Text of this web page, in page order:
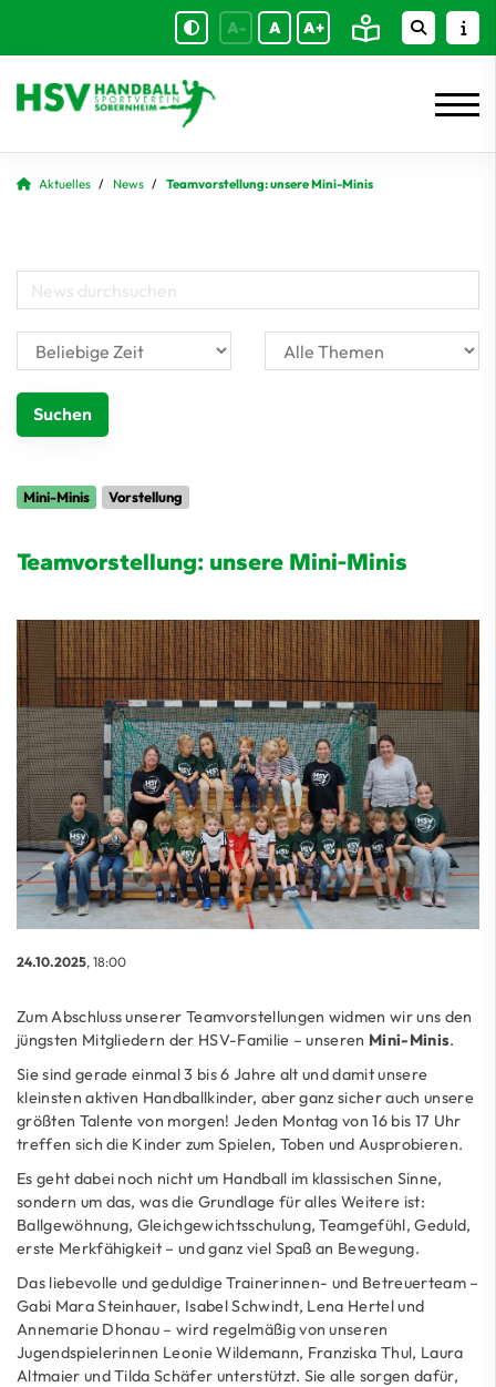
A- A A+
Aktuelles News Teamvorstellung: unsere Mini-Minis
Mini-Minis Vorstellung
Teamvorstellung: unsere Mini-Minis
24.10.2025, 18:00
Zum Abschluss unserer Teamvorstellungen widmen wir uns den
jüngsten Mitgliedern der HSV-Familie – unseren Mini-Minis.
Sie sind gerade einmal 3 bis 6 Jahre alt und damit unsere
kleinsten aktiven Handballkinder, aber ganz sicher auch unsere
größten Talente von morgen! Jeden Montag von 16 bis 17 Uhr
treffen sich die Kinder zum Spielen, Toben und Ausprobieren.
Es geht dabei noch nicht um Handball im klassischen Sinne,
sondern um das, was die Grundlage für alles Weitere ist:
Ballgewöhnung, Gleichgewichtsschulung, Teamgefühl, Geduld,
erste Merkfähigkeit – und ganz viel Spaß an Bewegung.
Das liebevolle und geduldige Trainerinnen- und Betreuerteam –
Gabi Mara Steinhauer, Isabel Schwindt, Lena Hertel und
Annemarie Dhonau – wird regelmäßig von unseren
Jugendspielerinnen Leonie Wildemann, Franziska Thul, Laura
Altmaier und Tilda Schäfer unterstützt. Sie alle sorgen dafür,